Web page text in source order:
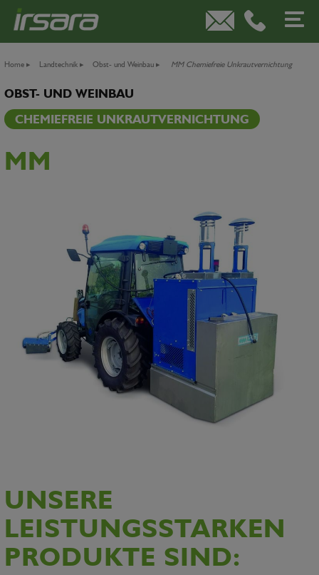
Home ▸ Landtechnik ▸ Obst- und Weinbau ▸ MM Chemiefreie Unkrautvernichtung
OBST- UND WEINBAU
CHEMIEFREIE UNKRAUTVERNICHTUNG
MM
UNSERE
LEISTUNGSSTARKEN
PRODUKTE SIND: